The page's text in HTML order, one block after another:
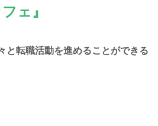
ェ』
と転職活動を進めることができる